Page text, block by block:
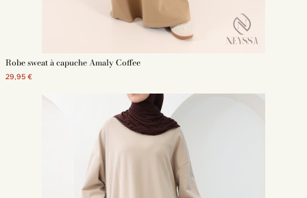
Robe sweat à capuche Amaly Coffee
29,95 €